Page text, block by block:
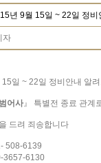
년 9월 15일 ~ 22일 정비
자
일 ~ 22일 정비안내 알
어사』 특별전 종료 관계
드려 죄송합니다
508-6139
3657-6130